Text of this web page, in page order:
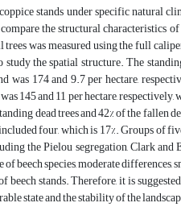
stands under specific natural
the structural characteristics
was measured using the full
the spatial structure. The
was 174 and 9.7 per hectare,
145 and 11 per hectare,
dead trees and 42% of the
four, which is 17%. Groups of
the Pielou segregation, Clark
beech species, moderate
stands. Therefore, it is
state and the stability of the